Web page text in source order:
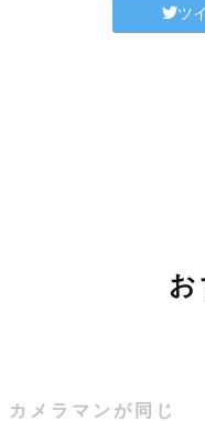
ツ
カメラマンが同じ